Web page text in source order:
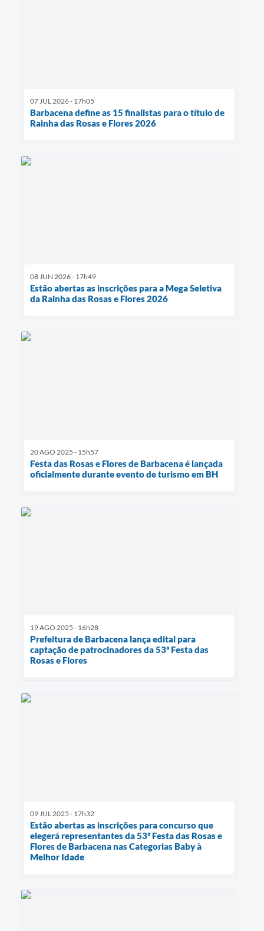
07 JUL 2026 - 17h05
Barbacena define as 15 finalistas para o título de
Rainha das Rosas e Flores 2026
08 JUN 2026 - 17h49
Estão abertas as inscrições para a Mega Seletiva
da Rainha das Rosas e Flores 2026
20 AGO 2025 - 15h57
Festa das Rosas e Flores de Barbacena é lançada
oficialmente durante evento de turismo em BH
19 AGO 2025 - 16h28
Prefeitura de Barbacena lança edital para
captação de patrocinadores da 53ª Festa das
Rosas e Flores
09 JUL 2025 - 17h32
Estão abertas as inscrições para concurso que
elegerá representantes da 53ª Festa das Rosas e
Flores de Barbacena nas Categorias Baby à
Melhor Idade